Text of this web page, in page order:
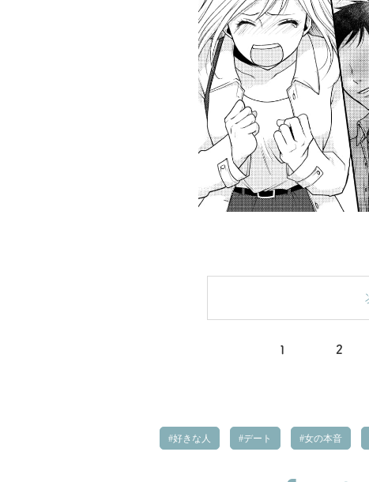
1 2
好きな人 デート 女の本音